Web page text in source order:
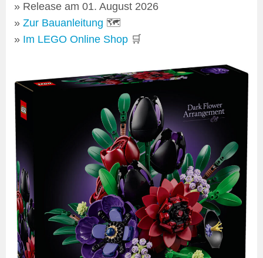
Release am 01. August 2026
Zur Bauanleitung 🗺
Im LEGO Online Shop 🛒